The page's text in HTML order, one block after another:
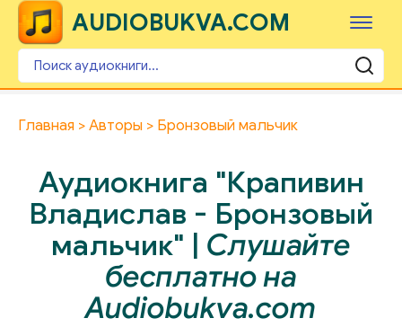
AUDIOBUKVA.COM
Главная Авторы Бронзовый мальчик
Аудиокнига "Крапивин
Владислав - Бронзовый
мальчик" | Слушайте
бесплатно на
Audiobukva.com